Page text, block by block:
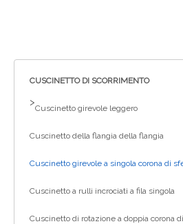
CUSCINETTO DI SCORRIMENTO
>
Cuscinetto girevole leggero
Cuscinetto della flangia della flangia
Cuscinetto girevole a singola corona di
Cuscinetto a rulli incrociati a fila singola
Cuscinetto di rotazione a doppia corona